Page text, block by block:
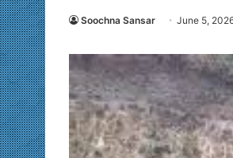
Soochna Sansar June 5,